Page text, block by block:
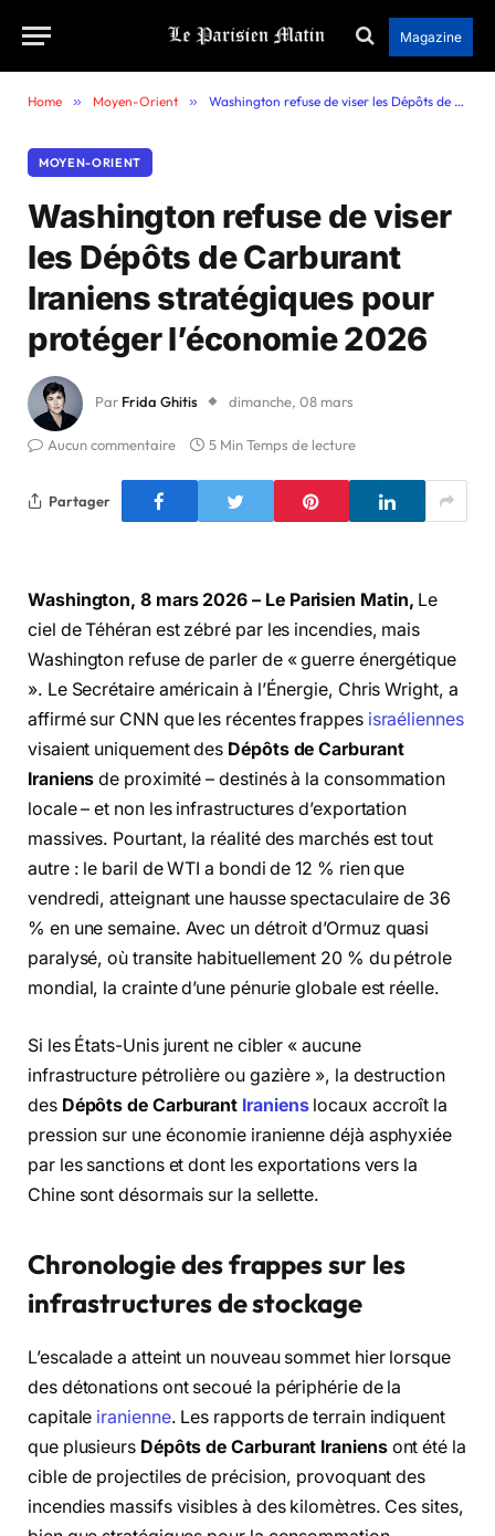
Magazine
Home » Moyen-Orient » Washington refuse de viser les Dépôts de Carburant Iraniens stratégiques pour protéger l’économie 2026
MOYEN-ORIENT
Washington refuse de viser
les Dépôts de Carburant
Iraniens stratégiques pour
protéger l’économie 2026
Par Frida Ghitis dimanche, 08 mars
Aucun commentaire 5 Min Temps de lecture
Partager
Washington, 8 mars 2026 – Le Parisien Matin, Le
ciel de Téhéran est zébré par les incendies, mais
Washington refuse de parler de « guerre énergétique
». Le Secrétaire américain à l’Énergie, Chris Wright, a
affirmé sur CNN que les récentes frappes israéliennes
visaient uniquement des Dépôts de Carburant
Iraniens de proximité – destinés à la consommation
locale – et non les infrastructures d’exportation
massives. Pourtant, la réalité des marchés est tout
autre : le baril de WTI a bondi de 12 % rien que
vendredi, atteignant une hausse spectaculaire de 36
% en une semaine. Avec un détroit d’Ormuz quasi
paralysé, où transite habituellement 20 % du pétrole
mondial, la crainte d’une pénurie globale est réelle.
Si les États-Unis jurent ne cibler « aucune
infrastructure pétrolière ou gazière », la destruction
des Dépôts de Carburant Iranienslocaux accroît la
pression sur une économie iranienne déjà asphyxiée
par les sanctions et dont les exportations vers la
Chine sont désormais sur la sellette.
Chronologie des frappes sur les
infrastructures de stockage
L’escalade a atteint un nouveau sommet hier lorsque
des détonations ont secoué la périphérie de la
capitale iranienne. Les rapports de terrain indiquent
que plusieurs Dépôts de Carburant Iraniensont été la
cible de projectiles de précision, provoquant des
incendies massifs visibles à des kilomètres. Ces sites,